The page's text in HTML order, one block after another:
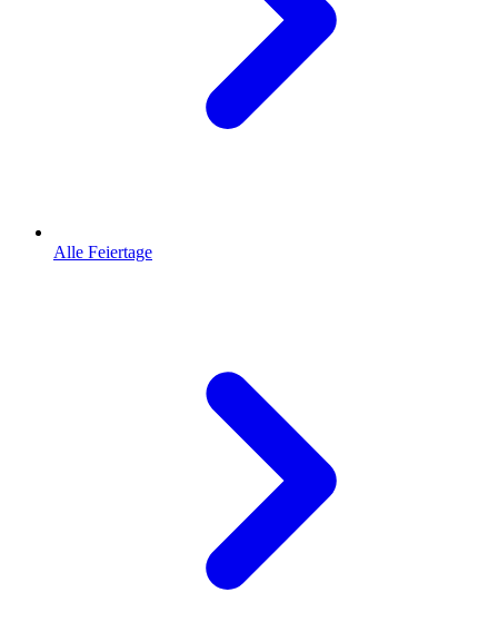
Alle Feiertage